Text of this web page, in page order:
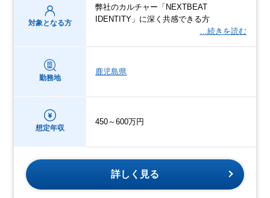
対象となる方
弊社のカルチャー「NEXTBEAT
IDENTITY」に深く共感できる方
…続きを読む
勤務地
鹿児島県
想定年収
450～600万円
詳しく見る